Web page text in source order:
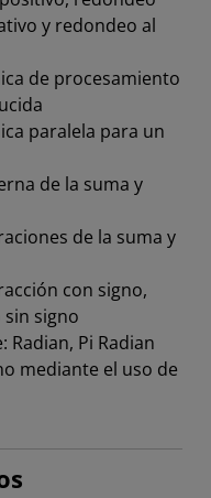
y redondeo al
de procesamiento
paralela para un
de la suma y
de la suma y
con signo,
signo
Radian, Pi Radian
mediante el uso de